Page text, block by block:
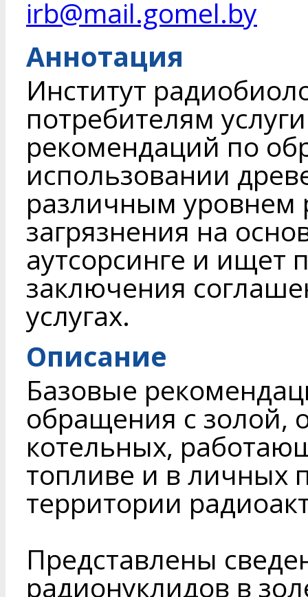
irb@mail.gomel.by
Аннотация
Институт
потребителям
рекомендаций по
использовании
различным уровнем
загрязнения на
аутсорсинге и ищет
заключения
услугах.
Описание
Базовые
обращения с золой,
котельных,
топливе и в личных
территории
Представлены
радионуклидов в